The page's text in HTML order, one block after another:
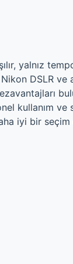
yalnız
Nikon DSLR
kullanım
iyi bir